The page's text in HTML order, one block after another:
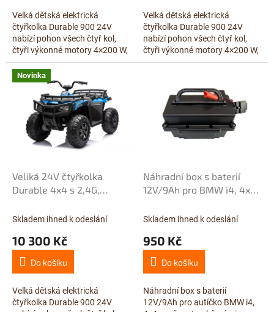
Velká dětská elektrická
čtyřkolka Durable 900 24V
nabízí pohon všech čtyř kol,
čtyři výkonné motory 4×200 W,
baterii s vysokou kapacitou
24V/14Ah a pohodlné
dvoumístné...
Velká dětská elektrická
čtyřkolka Durable 900 24V
nabízí pohon všech čtyř kol,
čtyři výkonné motory 4×200 W,
baterii s vysokou kapacitou
Novinka
Veliká 24V čtyřkolka
Durable 4x4 s 2,4G,
největší kapacitou
24V/200W, modrá
Skladem ihned k odeslání
10 300 Kč
Do košíku
Velká dětská elektrická
čtyřkolka Durable 900 24V
Náhradní box s baterií
12V/9Ah pro BMW i4, 4x4,
mimo auta
Skladem ihned k odeslání
950 Kč
Do košíku
Náhradní box s baterií
12V/9Ah pro autíčko BMW i4,